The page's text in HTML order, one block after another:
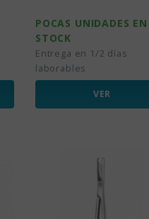
POCAS UNIDADES EN
STOCK
Entrega en 1/2 días
laborables
VER